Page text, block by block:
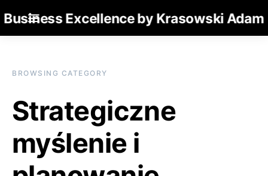
Business Excellence by Krasowski Adam
BROWSING CATEGORY
Strategiczne
myślenie i